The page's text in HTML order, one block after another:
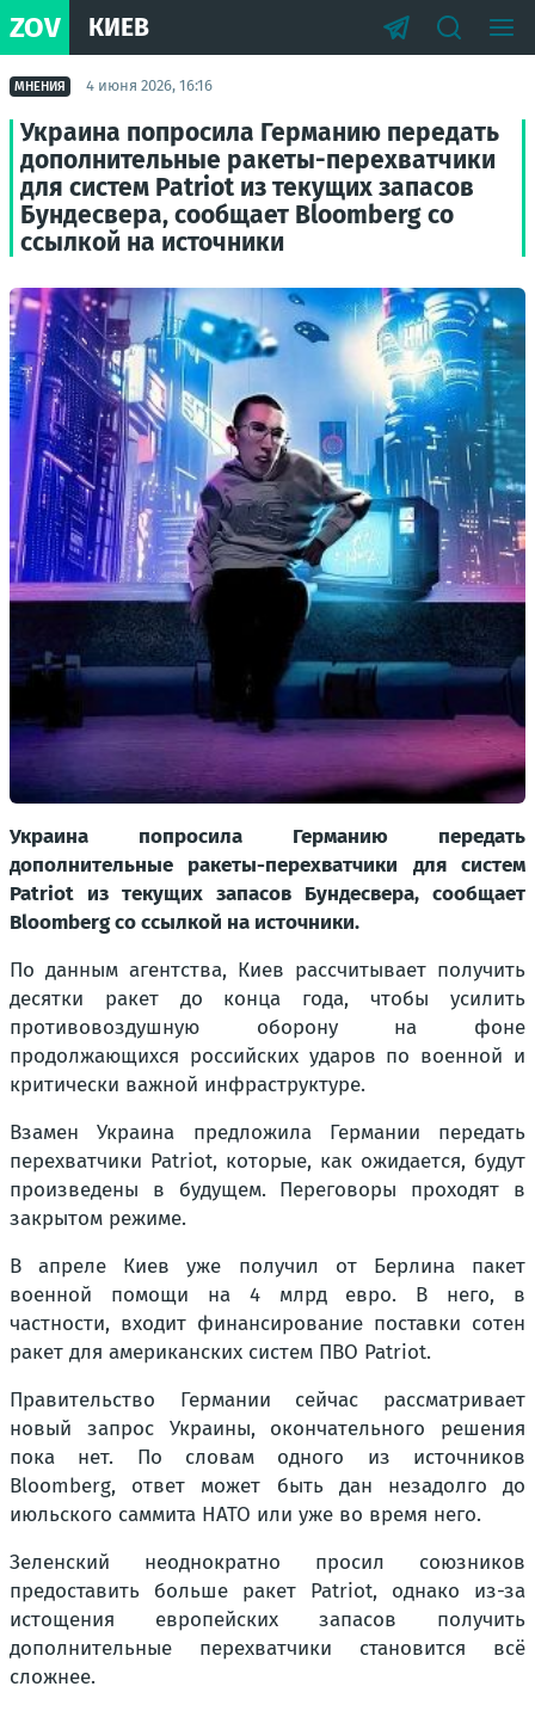
ZOV КИЕВ
МНЕНИЯ 4 июня 2026, 16:16
Украина попросила Германию передать
дополнительные ракеты-перехватчики
для систем Patriot из текущих запасов
Бундесвера, сообщает Bloomberg со
ссылкой на источники
Украина попросила Германию передать
дополнительные ракеты-перехватчики для систем
Patriot из текущих запасов Бундесвера, сообщает
Bloomberg со ссылкой на источники.
По данным агентства, Киев рассчитывает получить
десятки ракет до конца года, чтобы усилить
противовоздушную оборону на фоне
продолжающихся российских ударов по военной и
критически важной инфраструктуре.
Взамен Украина предложила Германии передать
перехватчики Patriot, которые, как ожидается, будут
произведены в будущем. Переговоры проходят в
закрытом режиме.
В апреле Киев уже получил от Берлина пакет
военной помощи на 4 млрд евро. В него, в
частности, входит финансирование поставки сотен
ракет для американских систем ПВО Patriot.
Правительство Германии сейчас рассматривает
новый запрос Украины, окончательного решения
пока нет. По словам одного из источников
Bloomberg, ответ может быть дан незадолго до
июльского саммита НАТО или уже во время него.
Зеленский неоднократно просил союзников
предоставить больше ракет Patriot, однако из-за
истощения европейских запасов получить
дополнительные перехватчики становится всё
сложнее.